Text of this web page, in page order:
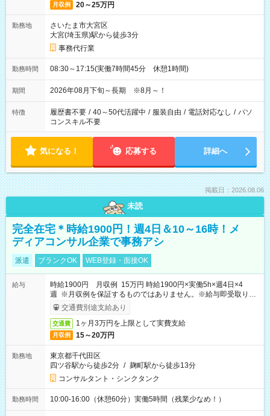
月収例 20～25万円
勤務地
さいたま市大宮区
大宮(埼玉県)駅から徒歩3分
事務代行業
勤務時間 08:30～17:15(実働7時間45分 休憩1時間)
期間 2026年08月下旬～長期 ※8月～！
特徴 履歴書不要 / 40～50代活躍中 / 服装自由 / 電話対応なし / パソ
コンスキル不要
気になる！ 応募する 詳細へ
掲載日：2026.08.06
未読
完全在宅＊時給1900円！週4日＆10～16時！メ
ディアコンサル企業で事務アシ
派遣 ブランクOK WEB登録・面接OK
給与
時給1900円 月収例 15万円 時給1900円×実働5h×週4日×4
週 ※月収例を保証するものではありません。※給与即受取りサ
ービス利用可（利用条件有）
交通費別途支給あり
交通費 1ヶ月3万円を上限として実費支給
月収例 15～20万円
勤務地
東京都千代田区
四ツ谷駅から徒歩2分 / 麹町駅から徒歩13分
コンサルタント・シンクタンク
勤務時間 10:00-16:00（休憩60分）実働5時間（残業少なめ！）